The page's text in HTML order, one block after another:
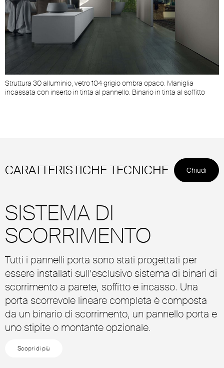
Struttura 30 alluminio, vetro 104 grigio ombra opaco. Maniglia
incassata con inserto in tinta al pannello. Binario in tinta al soffitto
CARATTERISTICHE TECNICHE Chiudi
SISTEMA DI
SCORRIMENTO
Tutti i pannelli porta sono stati progettati per
essere installati sull’esclusivo sistema di binari di
scorrimento a parete, soffitto e incasso. Una
porta scorrevole lineare completa è composta
da un binario di scorrimento, un pannello porta e
uno stipite o montante opzionale.
Scopri di più